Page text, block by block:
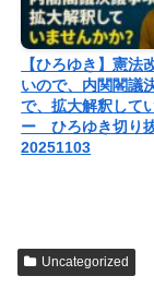
【ひろゆき】憲法
いので、内関閣議
で、拡大解釈して
ー ひろゆき切り
20251103
Uncategorized